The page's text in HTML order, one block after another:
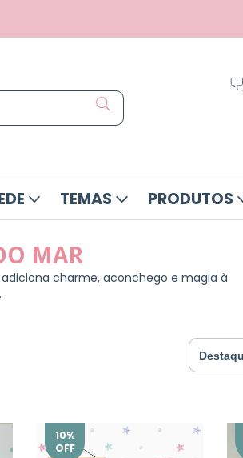
TEMAS PRODUTOS
MAR
charme, aconchego e magia à
10%
OFF